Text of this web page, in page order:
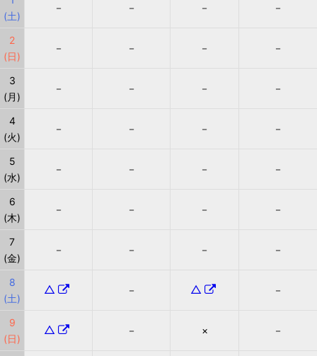
(土)
－ － － －
2
(日)
－ － － －
3
(月)
－ － － －
4
(火)
－ － － －
5
(水)
－ － － －
6
(木)
－ － － －
7
(金)
－ － － －
8
(土)
△ － △ －
9
(日)
△ － × －